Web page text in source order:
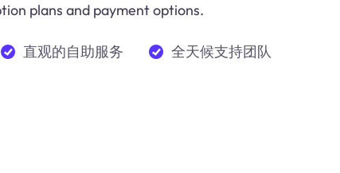
plans and payment options.
直观的自助服务 全天候支持团队